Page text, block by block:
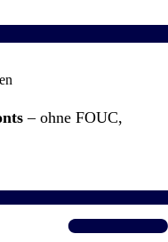
– ohne FOUC,